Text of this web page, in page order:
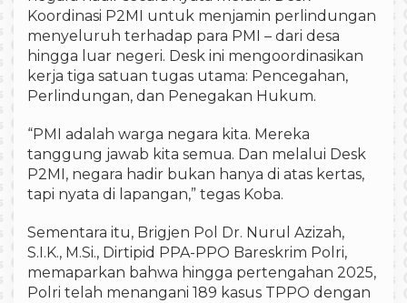
Koordinasi P2MI untuk menjamin perlindungan
menyeluruh terhadap para PMI – dari desa
hingga luar negeri. Desk ini mengoordinasikan
kerja tiga satuan tugas utama: Pencegahan,
Perlindungan, dan Penegakan Hukum.
“PMI adalah warga negara kita. Mereka
tanggung jawab kita semua. Dan melalui Desk
P2MI, negara hadir bukan hanya di atas kertas,
tapi nyata di lapangan,” tegas Koba.
Sementara itu, Brigjen Pol Dr. Nurul Azizah,
S.I.K., M.Si., Dirtipid PPA-PPO Bareskrim Polri,
memaparkan bahwa hingga pertengahan 2025,
Polri telah menangani 189 kasus TPPO dengan